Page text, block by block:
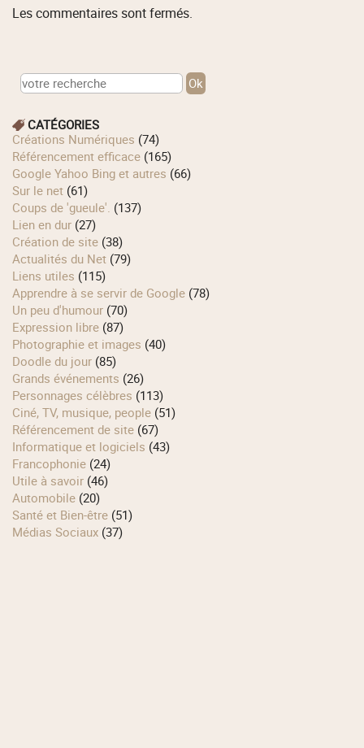
Les commentaires sont fermés.
CATÉGORIES
Créations Numériques (74)
Référencement efficace (165)
Google Yahoo Bing et autres (66)
Sur le net (61)
Coups de 'gueule'. (137)
Lien en dur (27)
Création de site (38)
Actualités du Net (79)
Liens utiles (115)
Apprendre à se servir de Google (78)
Un peu d'humour (70)
Expression libre (87)
Photographie et images (40)
Doodle du jour (85)
Grands événements (26)
Personnages célèbres (113)
Ciné, TV, musique, people (51)
Référencement de site (67)
Informatique et logiciels (43)
Francophonie (24)
Utile à savoir (46)
Automobile (20)
Santé et Bien-être (51)
Médias Sociaux (37)